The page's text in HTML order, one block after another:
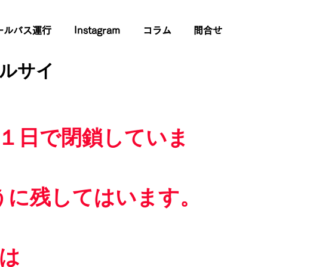
ルバス運行 Instagram コラム 問合せ
サイ
日で閉鎖していま
残してはいます。